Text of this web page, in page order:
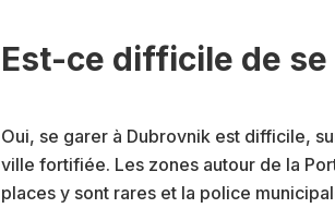
Est-ce difficile de
Oui, se garer à Dubrovnik est difficile,
ville fortifiée. Les zones autour de la
places y sont rares et la police